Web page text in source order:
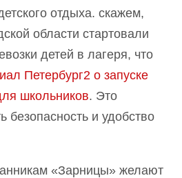
отдыха. скажем,
области стартовали
детей в лагеря, что
Петербург2 о запуске
школьников. Это
безопасность и удобство
«Зарницы» желают